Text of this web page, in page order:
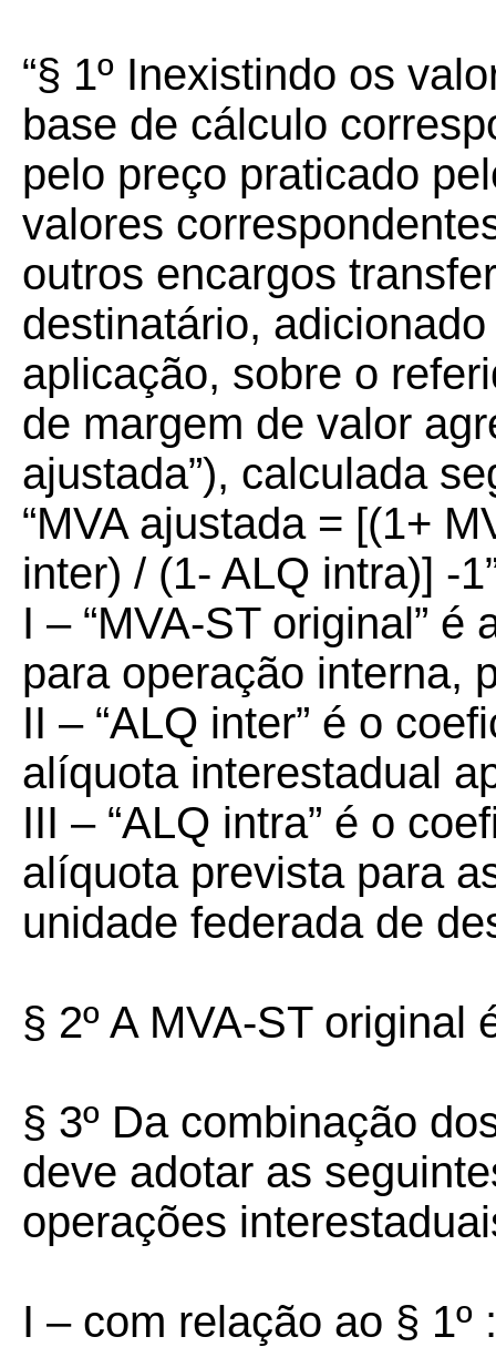
“§ 1º Inexistindo os
base de cálculo
pelo preço praticado
valores
outros encargos
destinatário,
aplicação, sobre o
de margem de valor
ajustada”), calculada
“MVA ajustada = [(1+
inter) / (1- ALQ intra)] -
I – “MVA-ST original”
para operação interna,
II – “ALQ inter” é o
alíquota interestadual
III – “ALQ intra” é o
alíquota prevista para
unidade federada de
§ 2º A MVA-ST original
§ 3º Da combinação
deve adotar as
operações
I – com relação ao § 1º :